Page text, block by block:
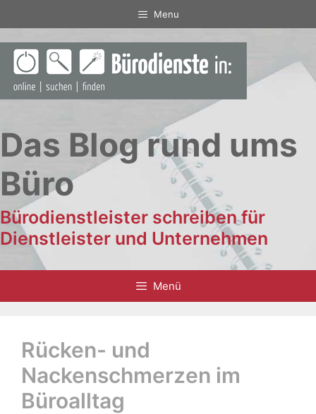
Inhalt
springen
Menu
Das Blog rund ums
Büro
Bürodienstleister schreiben für
Dienstleister und Unternehmen
Menü
Rücken- und
Nackenschmerzen im
Büroalltag